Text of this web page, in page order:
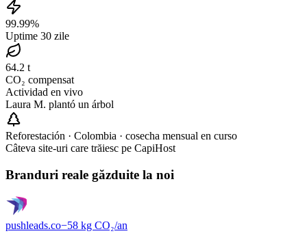
99.99%
Uptime 30 zile
64.2 t
CO₂ compensat
Actividad en vivo
Laura M. plantó un árbol
Reforestación · Colombia · cosecha mensual en curso
Câteva site-uri care trăiesc pe CapiHost
Branduri reale găzduite la noi
pushleads.co−58 kg CO₂/an